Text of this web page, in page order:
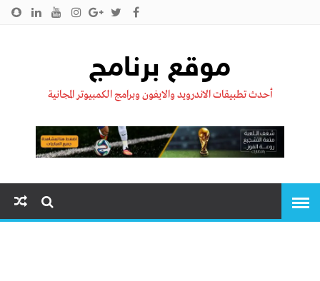
موقع برنامج
أحدث تطبيقات الاندرويد والايفون وبرامج الكمبيوتر المجانية